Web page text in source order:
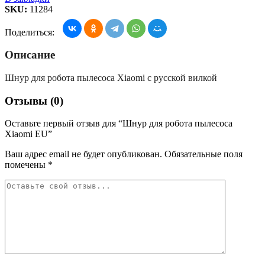
SKU: 11284
Поделиться:
Описание
Шнур для робота пылесоса Xiaomi с русской вилкой
Отзывы (0)
Оставьте первый отзыв для “Шнур для робота пылесоса
Xiaomi EU”
Ваш адрес email не будет опубликован. Обязательные поля
помечены *